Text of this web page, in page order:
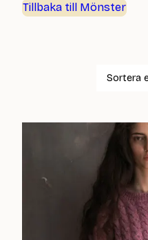
Tillbaka till Mönster